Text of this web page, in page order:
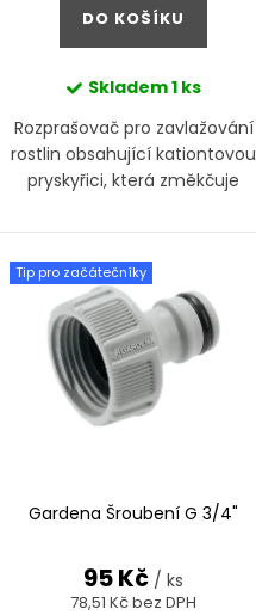
DO KOŠÍKU
Skladem1 ks
Rozprašovač pro zavlažování
rostlin obsahující kationtovou
pryskyřici, která změkčuje
Tip pro začátečníky
Gardena Šroubení G 3/4"
78,51 Kč bez DPH
95 Kč / ks